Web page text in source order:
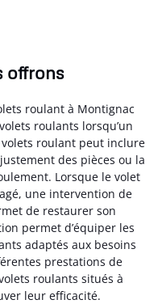
offrons
roulant à Montignac
roulants lorsqu’un
roulant peut inclure
des pièces ou la
Lorsque le volet
une intervention de
de restaurer son
permet d’équiper les
adaptés aux besoins
prestations de
roulants situés à
leur efficacité.